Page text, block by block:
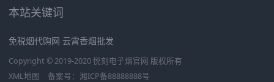
本站关键词
免税烟代购网 云霄香烟批发
Copyright © 2019-2020 悦刻电子烟官网 版权所有
XML地图
备案号： 湘ICP备88888888号